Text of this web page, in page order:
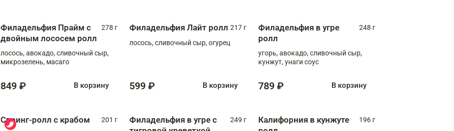
Филадельфия Прайм с
двойным лососем ролл
278 г
лосось, авокадо, сливочный сыр,
микрозелень, масаго
849 ₽ В корзину
Филадельфия Лайт ролл 217 г
лосось, сливочный сыр, огурец
599 ₽ В корзину
Филадельфия в угре
ролл
248 г
угорь, авокадо, сливочный сыр,
кунжут, унаги соус
789 ₽ В корзину
Спринг-ролл с крабом
201 г
Филадельфия в угре с
249 г
Калифорния в кунжуте
196 г